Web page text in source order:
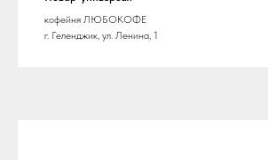
кофейня ЛЮБОКОФЕ
г. Геленджик, ул. Ленина, 1